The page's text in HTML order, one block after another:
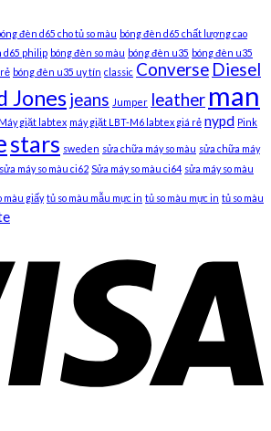
đèn d65 cho tủ so màu bóng đèn d65 chất lượng cao
d65 philip bóng đèn so màu bóng đèn u35 bóng đèn u35
bóng đèn u35 uy tín classic Converse Diesel
Jonesjeans Jumper leather man
Máy giặt labtex máy giặt LBT-M6 labtex giá rẻ nypd Pink
stars sweden sửa chữa máy so màu sửa chữa máy
sửa máy so màu ci62 Sửa máy so màu ci64 sửa máy so màu
màu giấy tủ so màu mẫu mực in tủ so màu mực in tủ so màu